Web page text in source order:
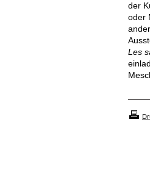
der
oder
Les